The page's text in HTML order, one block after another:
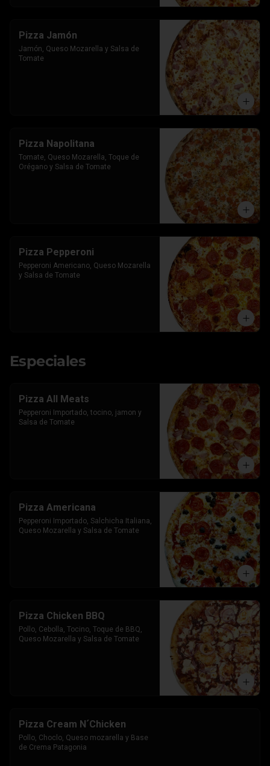
Pizza Jamón
Jamón, Queso Mozarella y Salsa de
Tomate
Pizza Napolitana
Tomate, Queso Mozarella, Toque de
Orégano y Salsa de Tomate
Pizza Pepperoni
Pepperoni Americano, Queso Mozarella
y Salsa de Tomate
Especiales
Pizza All Meats
Pepperoni Importado, tocino, jamon y
Salsa de Tomate
Pizza Americana
Pepperoni Importado, Salchicha Italiana,
Queso Mozarella y Salsa de Tomate
Pizza Chicken BBQ
Pollo, Cebolla, Tocino, Toque de BBQ,
Queso Mozarella y Salsa de Tomate
Pizza Cream N´Chicken
Pollo, Choclo, Queso mozarella y Base
de Crema Patagonia